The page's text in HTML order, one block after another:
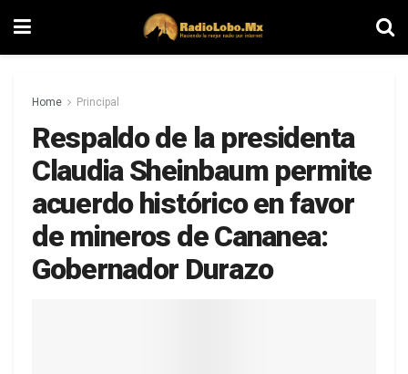
Home Principal
Respaldo de la presidenta
Claudia Sheinbaum permite
acuerdo histórico en favor
de mineros de Cananea:
Gobernador Durazo